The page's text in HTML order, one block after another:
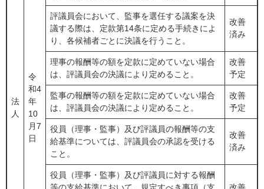
法
人
令
和4
年
10
月7
日
評議員会において、監事を選任する議案を決
議する際は、定款第14条に定める手続きによ
り、各候補者ごとに決議を行うこと。
改善
済み
理事の報酬等の額を定款に定めていない場合
は、評議員会の決議により定めること。
改善
予定
監事の報酬等の額を定款に定めていない場合
は、評議員会の決議により定めること。
改善
予定
役員（理事・監事）及び評議員の報酬等の支
給基準については、評議員会の承認を受ける
こと。
改善
済み
役員（理事・監事）及び評議員に対する報酬